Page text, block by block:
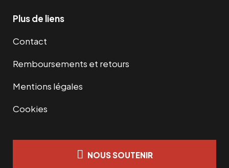
Plus de liens
Contact
Remboursements et retours
Mentions légales
Cookies
NOUS SOUTENIR